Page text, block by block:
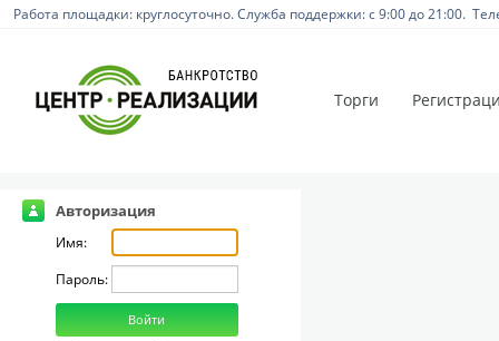
Работа площадки: круглосуточно. Служба поддержки: с 9:00 до 21:00.
Торги
Авторизация
Имя:
Пароль: